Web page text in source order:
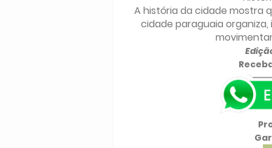
A história da cidade mostra
cidade paraguaia